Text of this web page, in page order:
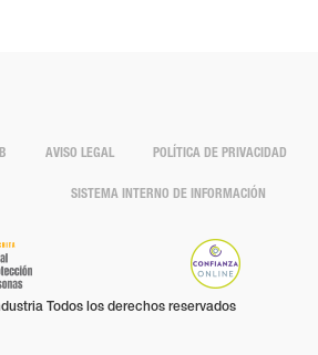
AVISO LEGAL POLÍTICA DE PRIVACIDAD
SISTEMA INTERNO DE INFORMACIÓN
Todos los derechos reservados